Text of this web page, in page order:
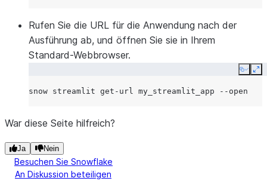
Rufen Sie die URL für die Anwendung nach der
Ausführung ab, und öffnen Sie sie in Ihrem
Standard-Webbrowser.
Copy
snow streamlit get-url my_streamlit_app
War diese Seite hilfreich?
Ja Nein
Besuchen Sie Snowflake
An Diskussion beteiligen